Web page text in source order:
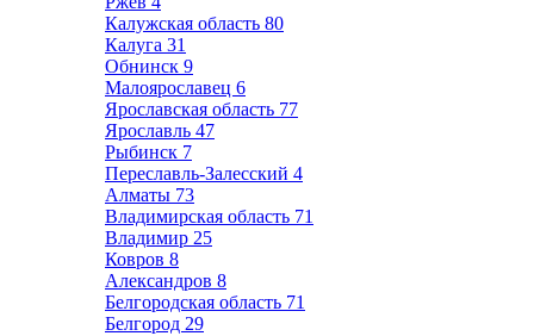
Калужская область 80
Калуга 31
Обнинск 9
Малоярославец 6
Ярославская область 77
Ярославль 47
Рыбинск 7
Переславль-Залесский 4
Алматы 73
Владимирская область 71
Владимир 25
Ковров 8
Александров 8
Белгородская область 71
Белгород 29